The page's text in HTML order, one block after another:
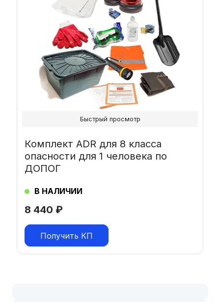
8 440 ₽
Комплект ADR для 8 класса
опасности для 1 человека по
ДОПОГ
В НАЛИЧИИ
Получить КП
Быстрый просмотр